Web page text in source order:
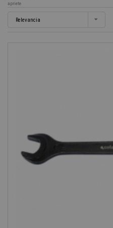
apriete
Relevancia